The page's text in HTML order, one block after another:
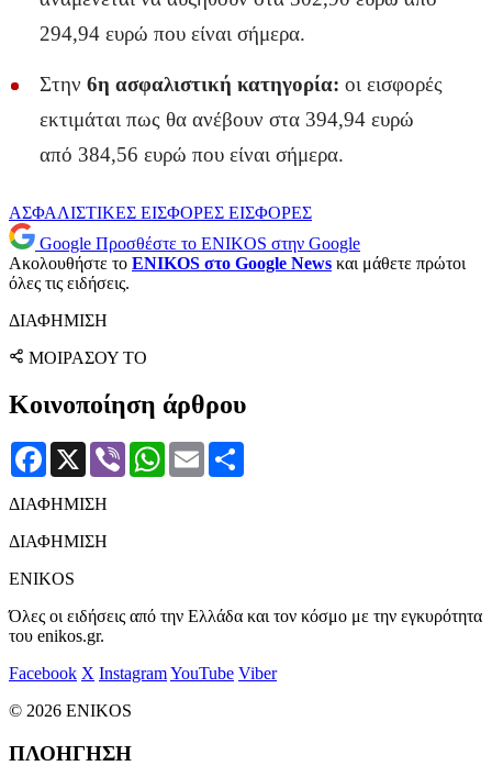
294,94 ευρώ που είναι σήμερα.
Στην 6η ασφαλιστική κατηγορία: οι εισφορές
εκτιμάται πως θα ανέβουν στα 394,94 ευρώ
από 384,56 ευρώ που είναι σήμερα.
ΑΣΦΑΛΙΣΤΙΚΕΣ ΕΙΣΦΟΡΕΣ ΕΙΣΦΟΡΕΣ
Google Προσθέστε το ENIKOS στην Google
Ακολουθήστε το ENIKOS στο Google News και μάθετε πρώτοι
όλες τις ειδήσεις.
ΔΙΑΦΗΜΙΣΗ
ΜΟΙΡΑΣΟΥ ΤΟ
Κοινοποίηση άρθρου
Facebook
X Viber WhatsApp
Email
ΔΙΑΦΗΜΙΣΗ
ΔΙΑΦΗΜΙΣΗ
ENIKOS
Όλες οι ειδήσεις από την Ελλάδα και τον κόσμο με την εγκυρότητα
του enikos.gr.
Facebook X InstagramYouTube Viber
© 2026 ENIKOS
ΠΛΟΗΓΗΣΗ